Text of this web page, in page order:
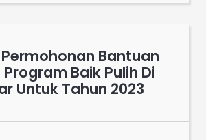
Bantuan
Baik Pulih Di
Untuk Tahun 2023